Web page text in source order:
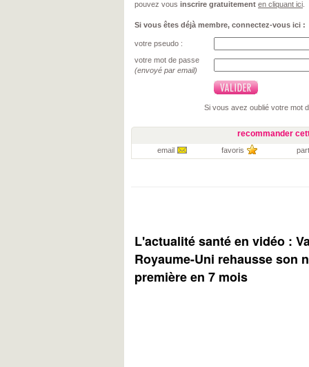
pouvez vous inscrire gratuitement en cliquant ici
Si vous êtes déjà membre, connectez-vous ici :
votre pseudo :
votre mot de passe
(envoyé par email)
Si vous avez oublié votre mot
recommander
email favoris
L'actualité santé en vidéo :
Royaume-Uni rehausse son
première en 7 mois